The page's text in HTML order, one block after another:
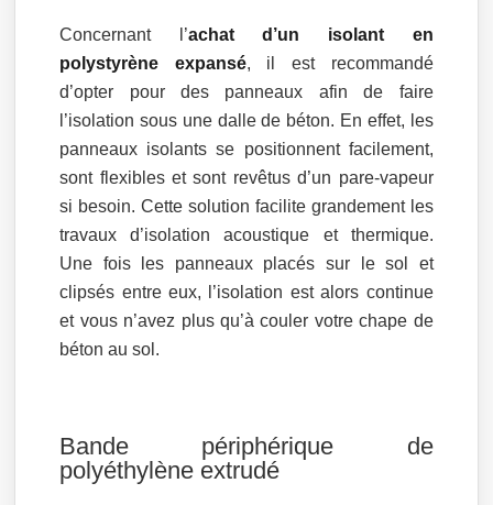
Concernant l’achat d’un isolant en
polystyrène expansé, il est recommandé
d’opter pour des panneaux afin de faire
l’isolation sous une dalle de béton. En effet, les
panneaux isolants se positionnent facilement,
sont flexibles et sont revêtus d’un pare-vapeur
si besoin. Cette solution facilite grandement les
travaux d’isolation acoustique et thermique.
Une fois les panneaux placés sur le sol et
clipsés entre eux, l’isolation est alors continue
et vous n’avez plus qu’à couler votre chape de
béton au sol.
Bande périphérique de
polyéthylène extrudé